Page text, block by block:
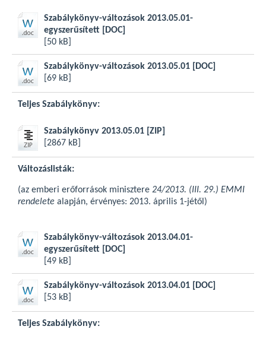
Szabálykönyv-változások 2013.05.01-
egyszerűsített
[DOC]
[50 kB]
Szabálykönyv-változások 2013.05.01
[DOC]
[69 kB]
Teljes Szabálykönyv:
Szabálykönyv 2013.05.01 [ZIP]
[2867 kB]
Változáslisták:
(az emberi erőforrások minisztere 24/2013. (III. 29.) EMMI
rendelete alapján, érvényes: 2013. április 1-jétől)
Szabálykönyv-változások 2013.04.01-
egyszerűsített
[DOC]
[49 kB]
Szabálykönyv-változások 2013.04.01
[DOC]
[53 kB]
Teljes Szabálykönyv: